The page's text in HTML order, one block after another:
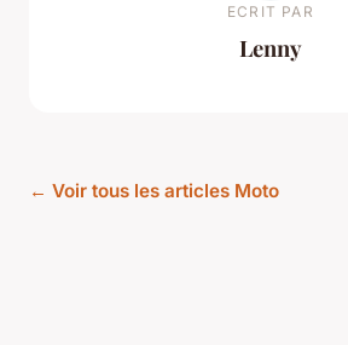
ECRIT PAR
Lenny
← Voir tous les articles Moto